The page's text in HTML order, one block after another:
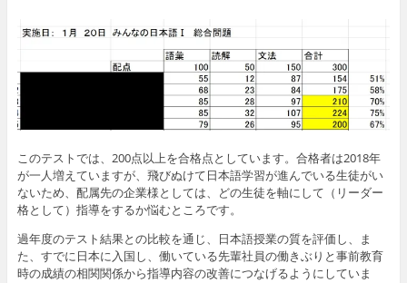
このテストでは、200点以上を合格点としています。合格者は2018年
が一人増えていますが、飛びぬけて日本語学習が進んでいる生徒がい
ないため、配属先の企業様としては、どの生徒を軸にして（リーダー
格として）指導をするか悩むところです。
過年度のテスト結果との比較を通じ、日本語授業の質を評価し、ま
た、すでに日本に入国し、働いている先輩社員の働きぶりと事前教育
時の成績の相関関係から指導内容の改善につなげるようにしていま